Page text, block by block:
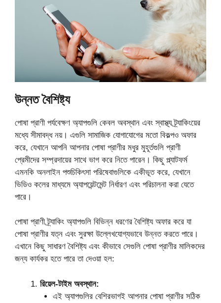
উন্নত বৈশিষ্ট্য
পোষা প্রাণী পর্যবেক্ষণ অ্যাপগুলি কেবল অবস্থান এবং স্বাস্থ্য ট্র্যাকিংয়ের
মধ্যে সীমাবদ্ধ নয়। এগুলি সামাজিক যোগাযোগের মতো বিকল্পও অফার
করে, যেখানে আপনি আপনার পোষা প্রাণীর মধুর মুহূর্তগুলি প্রাণী
প্রেমীদের সম্প্রদায়ের সাথে ভাগ করে নিতে পারেন। কিছু প্ল্যাটফর্ম
এমনকি অনলাইন পশুচিকিৎসা পরিষেবাগুলিকে একীভূত করে, যেখানে
ভিডিও কলের মাধ্যমে অ্যাপয়েন্টমেন্ট নির্ধারণ এবং পরিচালনা করা যেতে
পারে।
পোষা প্রাণী ট্র্যাকিং অ্যাপগুলি বিভিন্ন ধরণের বৈশিষ্ট্য অফার করে যা
পোষা প্রাণীর যত্ন এবং সুরক্ষা উল্লেখযোগ্যভাবে উন্নত করতে পারে।
এখানে কিছু সাধারণ বৈশিষ্ট্য এবং কীভাবে সেগুলি পোষা প্রাণীর মালিকদের
জন্য কার্যকর হতে পারে তা দেওয়া হল:
রিয়েল-টাইম অবস্থান:
এই অ্যাপগুলির বেশিরভাগই আপনার পোষা প্রাণীর সঠিক